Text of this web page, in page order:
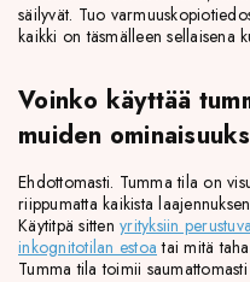
säilyvät. Tuo
kaikki on täsmälleen sellaisena
Voinko käyttää
muiden
Ehdottomasti. Tumma tila on
riippumatta kaikista
Käytitpä sitten yrityksiin
inkognitotilan estoa tai mitä
Tumma tila toimii